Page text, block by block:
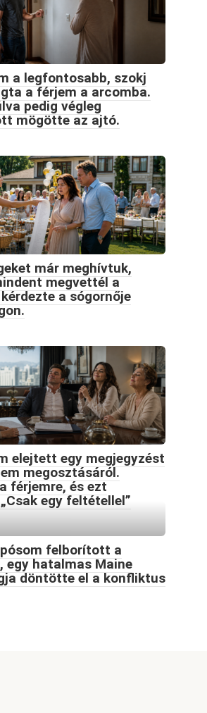
a legfontosabb, szokj
a férjem a arcomba.
pedig végleg
mögötte az ajtó.
már meghívtuk,
megvettél a
a sógornője
elejtett egy megjegyzést
megosztásáról.
férjemre, és ezt
egy feltétellel”
felborított a
egy hatalmas Maine
döntötte el a konfliktus